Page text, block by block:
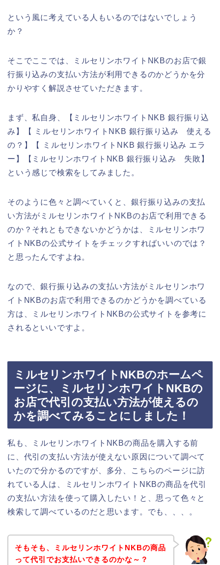
という風に考えている人もいるのではないでしょう
か？
そこでここでは、ミルセリンホワイトNKBのお店で銀
行振り込みの支払い方法が利用できるのかどうかを分
かりやすく解説させていただきます。
まず、私自身、【ミルセリンホワイトNKB 銀行振り込
み】【 ミルセリンホワイトNKB 銀行振り込み 使える
の？】【 ミルセリンホワイトNKB 銀行振り込み エラ
ー】【ミルセリンホワイトNKB 銀行振り込み 失敗】
という感じで検索をしてみました。
そのように色々と調べていくと、銀行振り込みの支払
い方法がミルセリンホワイトNKBのお店で利用できる
のか？それともできないかどうかは、ミルセリンホワ
イトNKBの公式サイトをチェックすればいいのでは？
と思ったんですよね。
なので、銀行振り込みの支払い方法がミルセリンホワ
イトNKBのお店で利用できるのかどうかを調べている
方は、ミルセリンホワイトNKBの公式サイトを参考に
されるといいですよ。
ミルセリンホワイトNKBのホームペ
ージに、ミルセリンホワイトNKBの
お店で代引の支払い方法が使えるの
かを調べてみることにしました！
私も、ミルセリンホワイトNKBの商品を購入する前
に、代引の支払い方法が使えない原因について調べて
いたので分かるのですが、多分、こちらのページに訪
れている人は、ミルセリンホワイトNKBの商品を代引
の支払い方法を使って購入したい！と、思って色々と
検索して調べているのだと思います。でも、、、。
そもそも、ミルセリンホワイトNKBの商品
って代引でお支払いできるのかな～？